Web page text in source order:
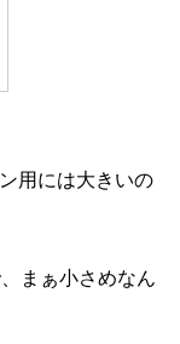
用には大きいの
まぁ小さめなん